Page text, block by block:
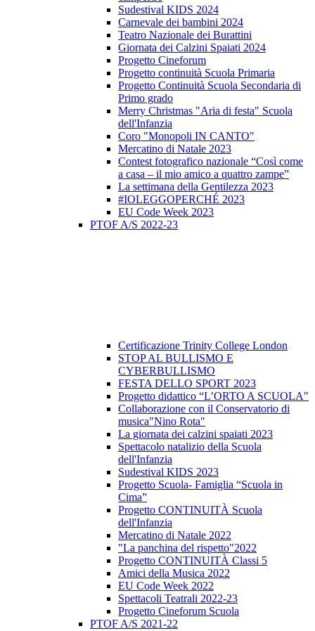
Sudestival KIDS 2024
Carnevale dei bambini 2024
Teatro Nazionale dei Burattini
Giornata dei Calzini Spaiati 2024
Progetto Cineforum
Progetto continuità Scuola Primaria
Progetto Continuità Scuola Secondaria di
Primo grado
Merry Christmas "Aria di festa" Scuola
dell'Infanzia
Coro "Monopoli IN CANTO"
Mercatino di Natale 2023
Contest fotografico nazionale “Così come
a casa – il mio amico a quattro zampe”
La settimana della Gentilezza 2023
#IOLEGGOPERCHÉ 2023
EU Code Week 2023
PTOF A/S 2022-23
Certificazione Trinity College London
STOP AL BULLISMO E
CYBERBULLISMO
FESTA DELLO SPORT 2023
Progetto didattico “L’ORTO A SCUOLA"
Collaborazione con il Conservatorio di
musica"Nino Rota"
La giornata dei calzini spaiati 2023
Spettacolo natalizio della Scuola
dell'Infanzia
Sudestival KIDS 2023
Progetto Scuola- Famiglia “Scuola in
Cima”
Progetto CONTINUITÀ Scuola
dell'Infanzia
Mercatino di Natale 2022
"La panchina del rispetto"2022
Progetto CONTINUITÀ Classi 5
Amici della Musica 2022
EU Code Week 2022
Spettacoli Teatrali 2022-23
Progetto Cineforum Scuola
PTOF A/S 2021-22